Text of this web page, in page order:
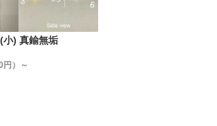
小) 真鍮無垢
円）～